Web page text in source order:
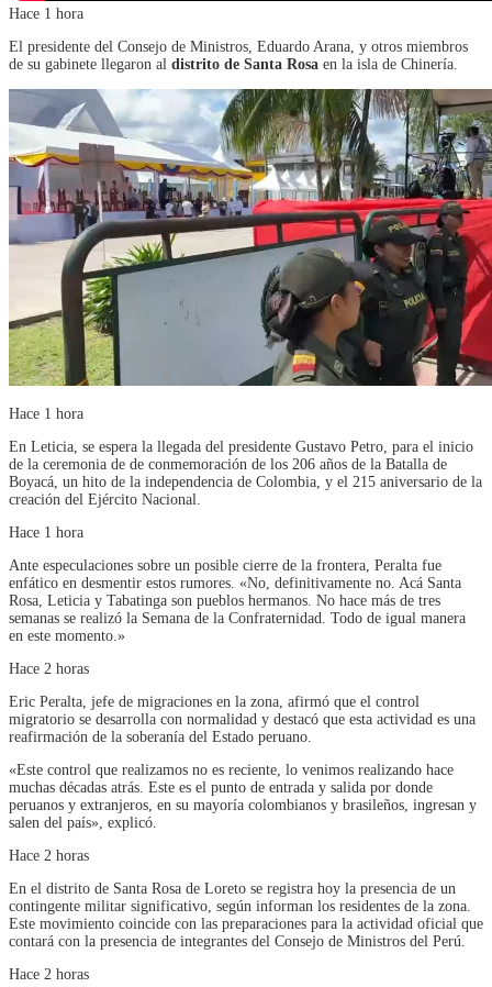
Hace 1 hora
El presidente del Consejo de Ministros, Eduardo Arana, y otros miembros
de su gabinete llegaron al distrito de Santa Rosa en la isla de Chinería.
Hace 1 hora
En Leticia, se espera la llegada del presidente Gustavo Petro, para el inicio
de la ceremonia de de conmemoración de los 206 años de la Batalla de
Boyacá, un hito de la independencia de Colombia, y el 215 aniversario de la
creación del Ejército Nacional.
Hace 1 hora
Ante especulaciones sobre un posible cierre de la frontera, Peralta fue
enfático en desmentir estos rumores. «No, definitivamente no. Acá Santa
Rosa, Leticia y Tabatinga son pueblos hermanos. No hace más de tres
semanas se realizó la Semana de la Confraternidad. Todo de igual manera
en este momento.»
Hace 2 horas
Eric Peralta, jefe de migraciones en la zona, afirmó que el control
migratorio se desarrolla con normalidad y destacó que esta actividad es una
reafirmación de la soberanía del Estado peruano.
«Este control que realizamos no es reciente, lo venimos realizando hace
muchas décadas atrás. Este es el punto de entrada y salida por donde
peruanos y extranjeros, en su mayoría colombianos y brasileños, ingresan y
salen del país», explicó.
Hace 2 horas
En el distrito de Santa Rosa de Loreto se registra hoy la presencia de un
contingente militar significativo, según informan los residentes de la zona.
Este movimiento coincide con las preparaciones para la actividad oficial que
contará con la presencia de integrantes del Consejo de Ministros del Perú.
Hace 2 horas